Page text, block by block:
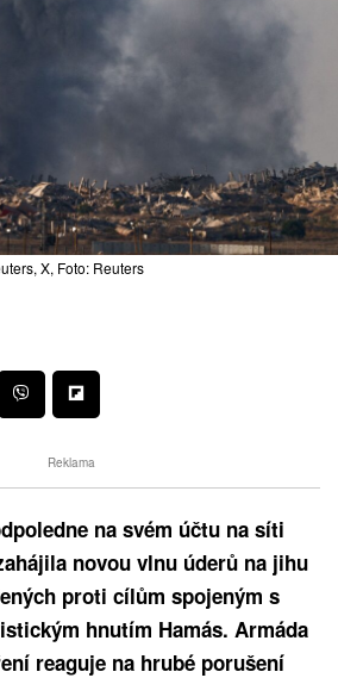
X, Foto: Reuters
Reklama
na svém účtu na síti
novou vlnu úderů na jihu
proti cílům spojeným s
hnutím Hamás. Armáda
reaguje na hrubé porušení